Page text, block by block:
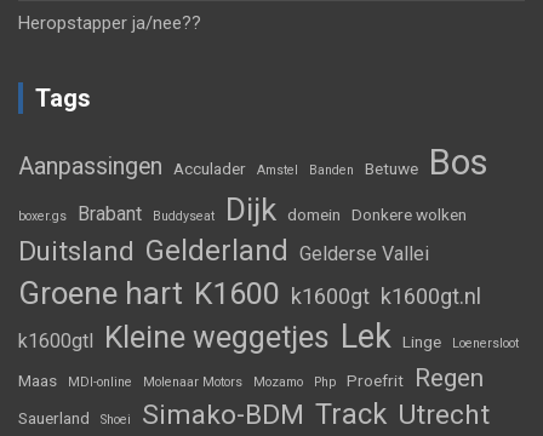
Heropstapper ja/nee??
Tags
Aanpassingen Acculader Amstel Banden Betuwe Bos
boxer.gs Brabant Buddyseat Dijk domein Donkere wolken
Duitsland Gelderland Gelderse Vallei
Groene hart K1600 k1600gt k1600gt.nl
k1600gtl Kleine weggetjes Lek Linge Loenersloot
Maas MDI-online Molenaar Motors Mozamo Php Proefrit Regen
Sauerland Shoei Simako-BDM Track Utrecht